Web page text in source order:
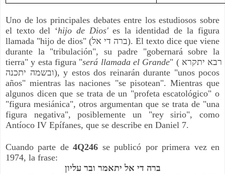
Uno de los principales debates entre los estudiosos sobre
el texto del ‘hijo de Dios' es la identidad de la figura
llamada "hijo de dios" (ברה די אל). El texto dice que viene
durante la "tribulación", su padre "gobernará sobre la
tierra" y esta figura "será llamada el Grande" (רבא יתקרא
ובשמה יתכנה), y estos dos reinarán durante "unos pocos
años" mientras las naciones "se pisotean". Mientras que
algunos dicen que se trata de un "profeta escatológico" o
"figura mesiánica", otros argumentan que se trata de "una
figura negativa", posiblemente un "rey sirio", como
Antíoco IV Epífanes, que se describe en Daniel 7.
Cuando parte de 4Q246 se publicó por primera vez en
1974, la frase:
ברה די אל יתאמר ובר עליון